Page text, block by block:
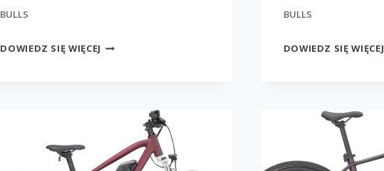
BULLS
DOWIEDZ SIĘ WIĘCEJ TOKEE
BULLS
DOWIEDZ SIĘ WIĘCEJ